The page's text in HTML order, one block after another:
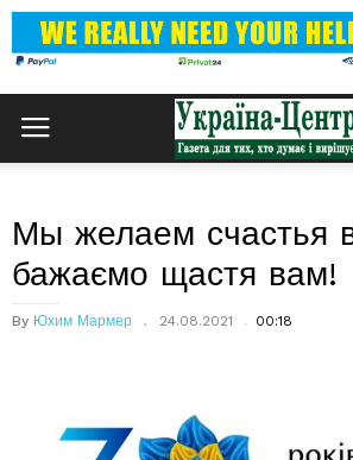
Мы желаем счастья
бажаємо щастя вам!
By Юхим Мармер 24.08.2021 00:18